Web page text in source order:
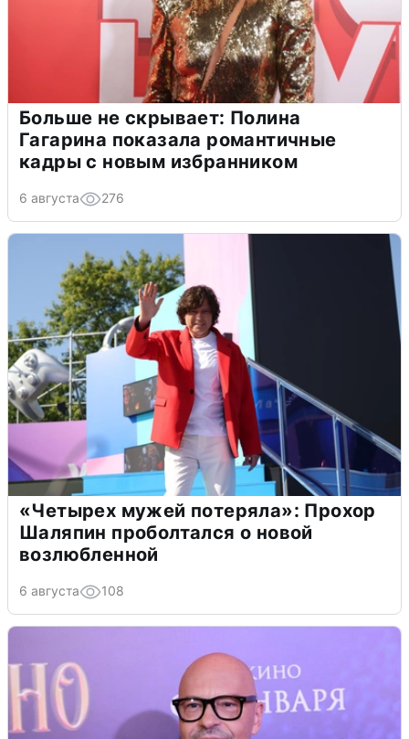
Больше не скрывает: Полина
Гагарина показала романтичные
кадры с новым избранником
6 августа 276
«Четырех мужей потеряла»: Прохор
Шаляпин проболтался о новой
возлюбленной
6 августа 108